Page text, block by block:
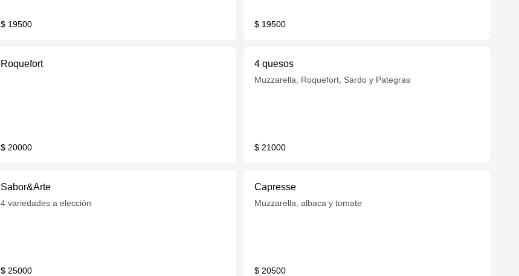
$ 19500 $ 19500
Roquefort
$ 20000
4 quesos
Muzzarella, Roquefort, Sardo y Pategras
$ 21000
Sabor&Arte
4 variedades a elección
$ 25000
Capresse
Muzzarella, albaca y tomate
$ 20500